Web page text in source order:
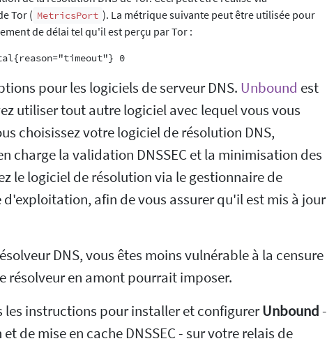
Tor ( MetricsPort ). La métrique suivante peut être utilisée pour
de délai tel qu'il est perçu par Tor :
tor_relay_exit_dns_error_total{reason="timeout"} 0
pour les logiciels de serveur DNS. Unbound est
utiliser tout autre logiciel avec lequel vous vous
choisissez votre logiciel de résolution DNS,
charge la validation DNSSEC et la minimisation des
le logiciel de résolution via le gestionnaire de
afin de vous assurer qu'il est mis à jour
DNS, vous êtes moins vulnérable à la censure
résolveur en amont pourrait imposer.
les instructions pour installer et configurerUnbound-
de mise en cache DNSSEC - sur votre relais de